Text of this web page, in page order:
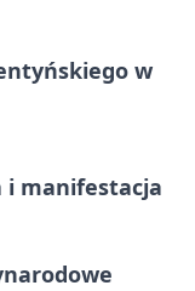
w
i manifestacja